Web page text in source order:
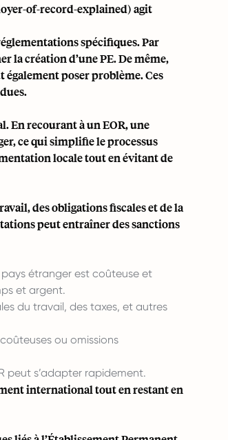
of-record-explained) agit
spécifiques. Par
la création d’une PE. De même,
poser problème. Ces
En recourant à un EOR, une
ce qui simplifie le processus
locale tout en évitant de
des obligations fiscales et de la
peut entraîner des sanctions
étranger est coûteuse et
et argent.
du travail, des taxes, et autres
ou omissions
peut s’adapter rapidement.
international tout en restant en